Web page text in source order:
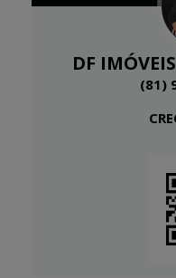
DF
(81)